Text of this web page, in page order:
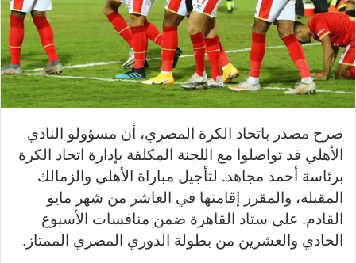
صرح مصدر باتحاد الكرة المصري، أن مسؤولو النادي
الأهلي قد تواصلوا مع اللجنة المكلفة بإدارة اتحاد الكرة
برئاسة أحمد مجاهد. لتأجيل مباراة الأهلي والزمالك
المقبلة، والمقرر إقامتها في العاشر من شهر مايو
القادم. على ستاد القاهرة ضمن منافسات الأسبوع
الحادي والعشرين من بطولة الدوري المصري الممتاز.